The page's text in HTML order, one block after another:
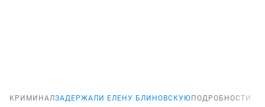
КРИМИНАЛЗАДЕРЖАЛИ ЕЛЕНУ БЛИНОВСКУЮ ПОДРОБНОСТИ